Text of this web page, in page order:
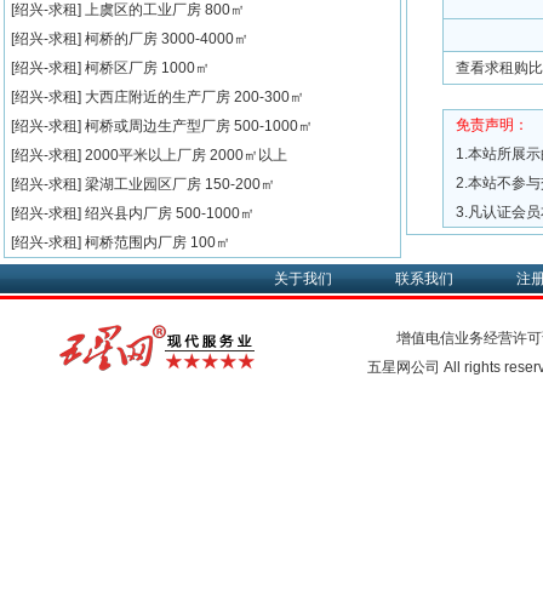
查看求租购
免责声明：
1.本站所展
2.本站不参
3.凡认证会
[绍兴-求租] 上虞区的工业厂房 800㎡
[绍兴-求租] 柯桥的厂房 3000-4000㎡
[绍兴-求租] 柯桥区厂房 1000㎡
[绍兴-求租] 大西庄附近的生产厂房 200-300㎡
[绍兴-求租] 柯桥或周边生产型厂房 500-1000㎡
[绍兴-求租] 2000平米以上厂房 2000㎡以上
[绍兴-求租] 梁湖工业园区厂房 150-200㎡
[绍兴-求租] 绍兴县内厂房 500-1000㎡
[绍兴-求租] 柯桥范围内厂房 100㎡
关于我们 联系我们 注
增值电信业务经营许
五星网公司 All rights